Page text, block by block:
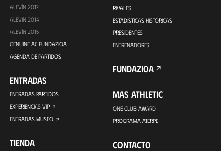
ALEVÍN 2012
ALEVÍN 2014
ALEVÍN 2015
GENUINE AC FUNDAZIOA
AGENDA DE PARTIDOS
ENTRADAS
ENTRADAS PARTIDOS
EXPERIENCIAS VIP
ENTRADAS MUSEO
TIENDA
RIVALES
ESTADÍSTICAS HISTÓRICAS
PRESIDENTES
ENTRENADORES
FUNDAZIOA
MÁS ATHLETIC
ONE CLUB AWARD
PROGRAMA ATERPE
CONTACTO